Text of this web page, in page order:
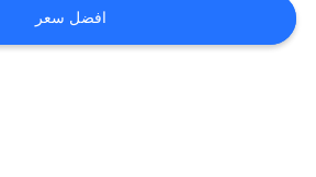
اطلب
افضل سعر